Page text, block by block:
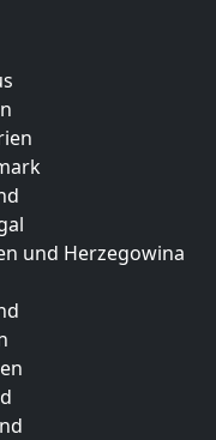
und Herzegowina